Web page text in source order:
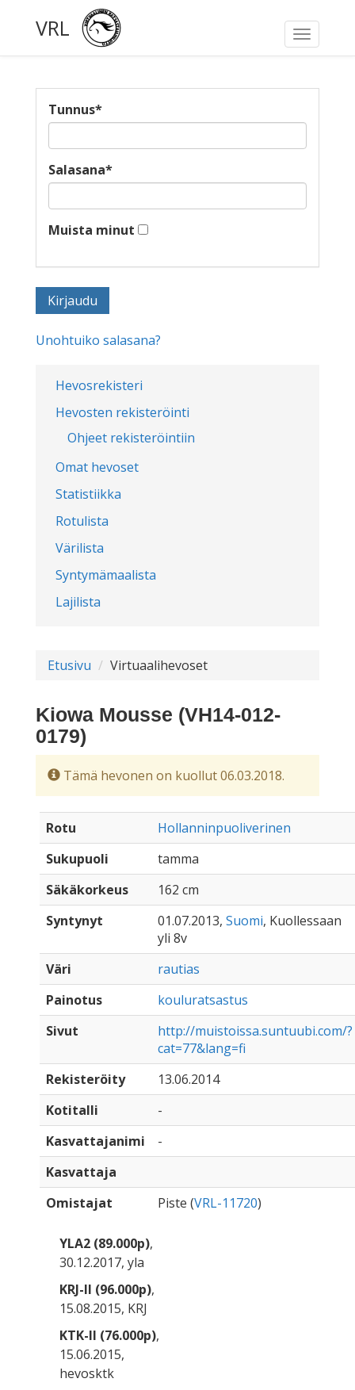
Toggle
VRL
Hevosrekisteri
Hevosten rekisteröinti
Ohjeet rekisteröintiin
Omat hevoset
Statistiikka
Rotulista
Värilista
Syntymämaalista
Lajilista
Tunnus*
Salasana*
Muista minut
Unohtuiko salasana?
Etusivu Virtuaalihevoset
Kiowa Mousse (VH14-012-
0179)
Tämä hevonen on kuollut 06.03.2018.
Rotu
Hollanninpuoliverinen
Sukupuoli
tamma
Säkäkorkeus
162 cm
Syntynyt
01.07.2013, Suomi, Kuollessaan
yli 8v
Väri
rautias
Painotus
kouluratsastus
Sivut
http://muistoissa.suntuubi.com/?
cat=77&lang=fi
Rekisteröity
13.06.2014
Kotitalli
-
Kasvattajanimi
-
Kasvattaja
Omistajat
Piste (VRL-11720)
YLA2 (89.000p),
30.12.2017, yla
KRJ-II (96.000p),
15.08.2015, KRJ
KTK-II (76.000p),
15.06.2015,
hevosktk